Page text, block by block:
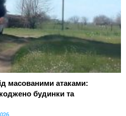
масованими атаками:
будинки та